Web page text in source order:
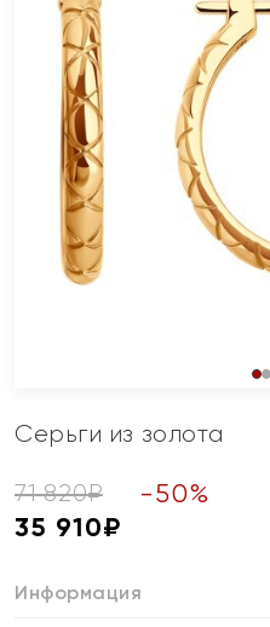
Серьги из золота
71 820₽ -50%
35 910₽
Информация